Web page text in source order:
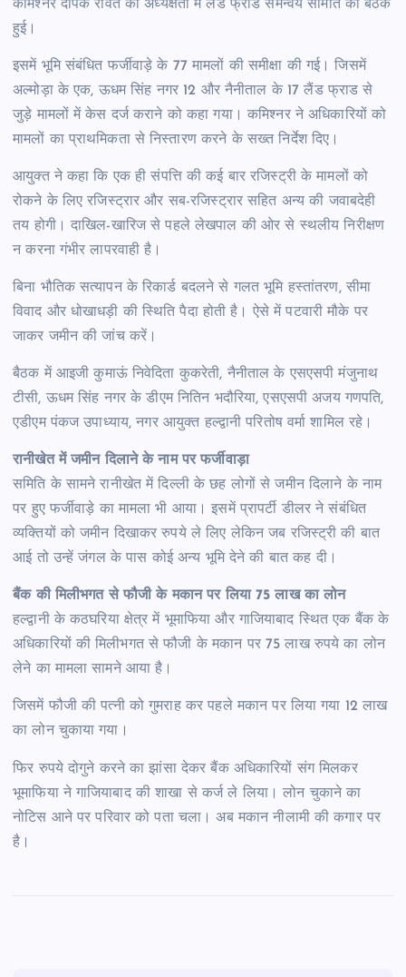
कमिश्नर दीपक रावत की अध्यक्षता में लैंड फ्राड समन्वय समिति की बैठक
हुई।
इसमें भूमि संबंधित फर्जीवाड़े के 77 मामलों की समीक्षा की गई। जिसमें
अल्मोड़ा के एक, ऊधम सिंह नगर 12 और नैनीताल के 17 लैंड फ्राड से
जुड़े मामलों में केस दर्ज कराने को कहा गया। कमिश्नर ने अधिकारियों को
मामलों का प्राथमिकता से निस्तारण करने के सख्त निर्देश दिए।
आयुक्त ने कहा कि एक ही संपत्ति की कई बार रजिस्ट्री के मामलों को
रोकने के लिए रजिस्ट्रार और सब-रजिस्ट्रार सहित अन्य की जवाबदेही
तय होगी। दाखिल-खारिज से पहले लेखपाल की ओर से स्थलीय निरीक्षण
न करना गंभीर लापरवाही है।
बिना भौतिक सत्यापन के रिकार्ड बदलने से गलत भूमि हस्तांतरण, सीमा
विवाद और धोखाधड़ी की स्थिति पैदा होती है। ऐसे में पटवारी मौके पर
जाकर जमीन की जांच करें।
बैठक में आइजी कुमाऊं निवेदिता कुकरेती, नैनीताल के एसएसपी मंजुनाथ
टीसी, ऊधम सिंह नगर के डीएम नितिन भदौरिया, एसएसपी अजय गणपति,
एडीएम पंकज उपाध्याय, नगर आयुक्त हल्द्वानी परितोष वर्मा शामिल रहे।
रानीखेत में जमीन दिलाने के नाम पर फर्जीवाड़ा
समिति के सामने रानीखेत में दिल्ली के छह लोगों से जमीन दिलाने के नाम
पर हुए फर्जीवाड़े का मामला भी आया। इसमें प्रापर्टी डीलर ने संबंधित
व्यक्तियों को जमीन दिखाकर रुपये ले लिए लेकिन जब रजिस्ट्री की बात
आई तो उन्हें जंगल के पास कोई अन्य भूमि देने की बात कह दी।
बैंक की मिलीभगत से फौजी के मकान पर लिया 75 लाख का लोन
हल्द्वानी के कठघरिया क्षेत्र में भूमाफिया और गाजियाबाद स्थित एक बैंक के
अधिकारियों की मिलीभगत से फौजी के मकान पर 75 लाख रुपये का लोन
लेने का मामला सामने आया है।
जिसमें फौजी की पत्नी को गुमराह कर पहले मकान पर लिया गया 12 लाख
का लोन चुकाया गया।
फिर रुपये दोगुने करने का झांसा देकर बैंक अधिकारियों संग मिलकर
भूमाफिया ने गाजियाबाद की शाखा से कर्ज ले लिया। लोन चुकाने का
नोटिस आने पर परिवार को पता चला। अब मकान नीलामी की कगार पर
है।